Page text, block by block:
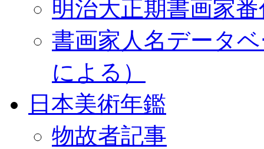
明治大正期書画家
書画家人名データ
による）
日本美術年鑑
物故者記事